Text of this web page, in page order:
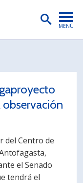
MENÚ
del Centro de
el Senado
tendrá el